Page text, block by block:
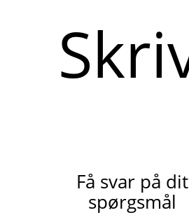
her
Få svar på dit
spørgsmål